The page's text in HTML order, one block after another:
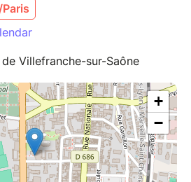
Villefranche-sur-Saône
+
−